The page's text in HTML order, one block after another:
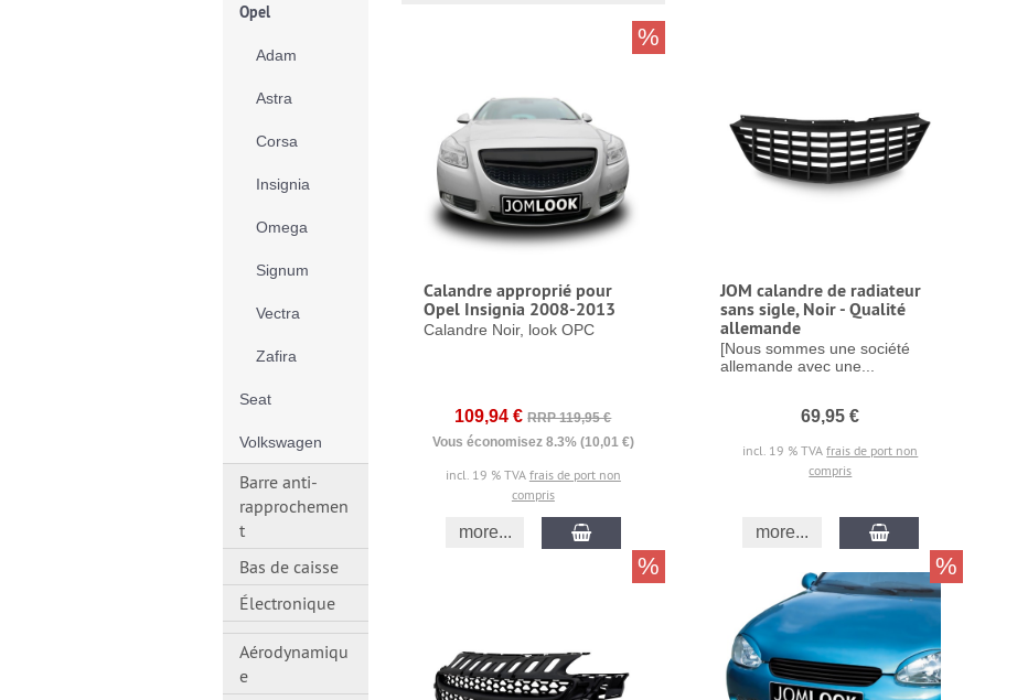
Calandre approprié pour
Opel Insignia 2008-2013
Calandre Noir, look OPC
109,94 € RRP 119,95 €
Vous économisez 8.3% (10,01 €)
incl. 19 % TVA frais de port non
compris
more...
%
JOM calandre de radiateur
sans sigle, Noir - Qualité
allemande
[Nous sommes une société
allemande avec une...
69,95 €
incl. 19 % TVAfrais de port non
compris
more...
% %
Opel
Adam
Astra
Corsa
Insignia
Omega
Signum
Vectra
Zafira
Seat
Volkswagen
Barre anti-
rapprochemen
t
Bas de caisse
Électronique
Aérodynamiqu
e